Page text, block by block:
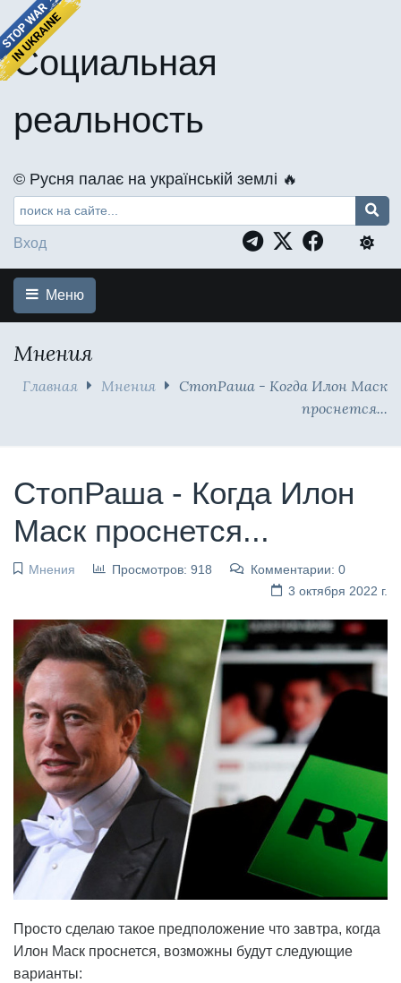
Социальная
реальность
©️ Русня палає на українській землі 🔥
Вход
Меню
Мнения
Главная Мнения
СтопРаша - Когда Илон Маск
проснется...
СтопРаша - Когда Илон
Маск проснется...
Мнения Просмотров: 918
Комментарии: 0
3 октября 2022 г.
Просто сделаю такое предположение что завтра, когда
Илон Маск проснется, возможны будут следующие
варианты: